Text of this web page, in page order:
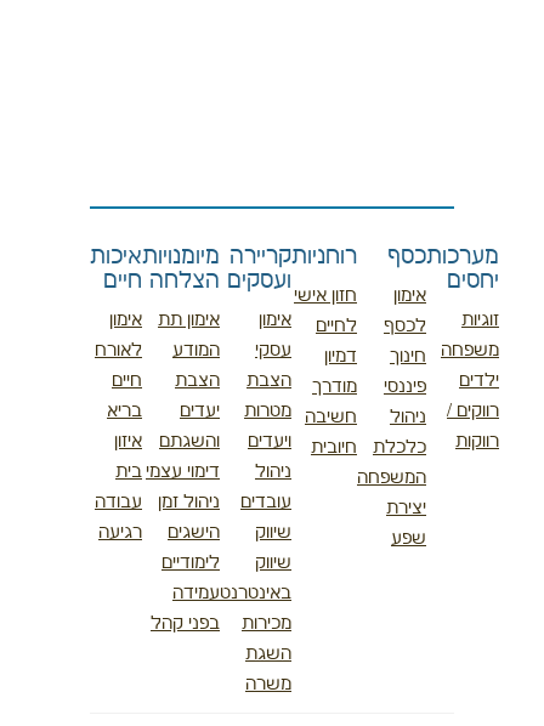
מערכות
יחסים
זוגיות
משפחה
ילדים
רווקים /
רווקות
כסף
אימון
לכסף
חינוך
פיננסי
ניהול
כלכלת
המשפחה
יצירת
שפע
רוחניות
חזון אישי
לחיים
דמיון
מודרך
חשיבה
חיובית
קריירה
ועסקים
אימון
עסקי
הצבת
מטרות
ויעדים
ניהול
עובדים
שיווק
שיווק
באינטרנט
מכירות
השגת
משרה
מיומנויות
הצלחה
אימון תת
המודע
הצבת
יעדים
והשגתם
דימוי עצמי
ניהול זמן
הישגים
לימודיים
עמידה
בפני קהל
איכות
חיים
אימון
לאורח
חיים
בריא
איזון
בית
עבודה
רגיעה